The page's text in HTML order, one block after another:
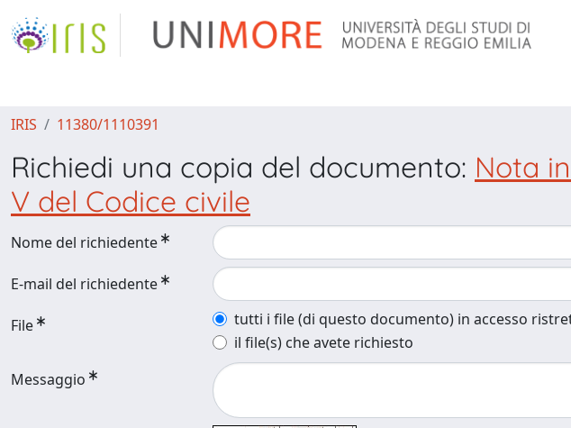
IRIS 11380/1110391
Richiedi una copia del documento: Nota
V del Codice civile
Nome del richiedente
E-mail del richiedente
File
tutti i file (di questo documento) in accesso
il file(s) che avete richiesto
Messaggio